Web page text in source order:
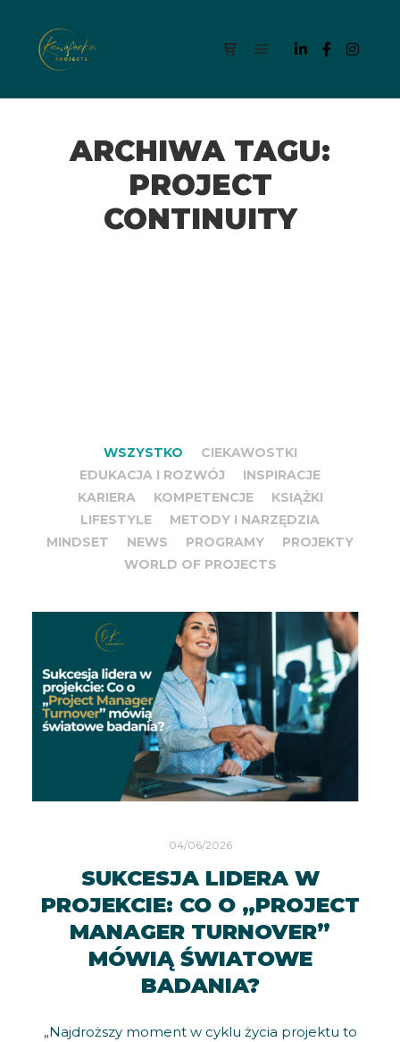
ARCHIWA TAGU:
PROJECT
CONTINUITY
WSZYSTKO
CIEKAWOSTKI
EDUKACJA I ROZWÓJ
INSPIRACJE
KARIERA
KOMPETENCJE
KSIĄŻKI
LIFESTYLE
METODY I NARZĘDZIA
MINDSET
NEWS PROGRAMY
PROJEKTY
WORLD OF PROJECTS
04/06/2026
SUKCESJA LIDERA W
PROJEKCIE: CO O „PROJECT
MANAGER TURNOVER”
MÓWIĄ ŚWIATOWE
BADANIA?
„Najdroższy moment w cyklu życia projektu to